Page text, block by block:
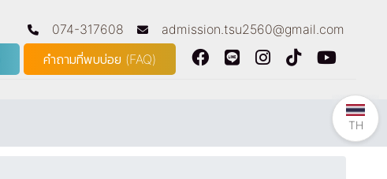
074-317608
admission.tsu2560@gmail.com
คำถามที่พบบ่อย (FAQ)
TH